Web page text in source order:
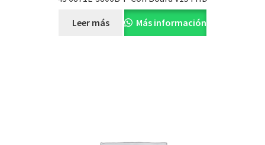
Leer más Más información